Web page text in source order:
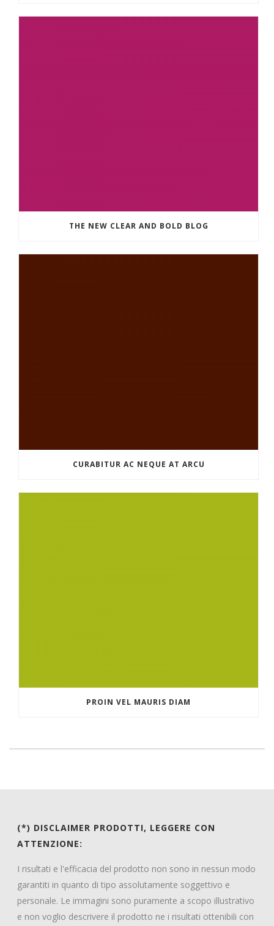
THE NEW CLEAR AND BOLD BLOG
CURABITUR AC NEQUE AT ARCU
PROIN VEL MAURIS DIAM
(*) DISCLAIMER PRODOTTI, LEGGERE CON
ATTENZIONE:
I risultati e l'efficacia del prodotto non sono in nessun modo
garantiti in quanto di tipo assolutamente soggettivo e
personale. Le immagini sono puramente a scopo illustrativo
e non voglio descrivere il prodotto ne i risultati ottenibili con